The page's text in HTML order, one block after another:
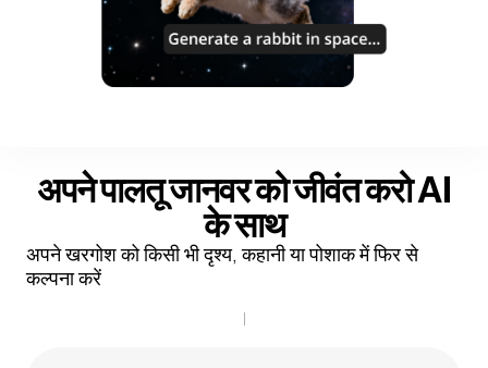
अपने पालतू जानवर को जीवंत करोAI
के साथ
अपने खरगोश को किसी भी दृश्य, कहानी या पोशाक में फिर से
कल्पना करें